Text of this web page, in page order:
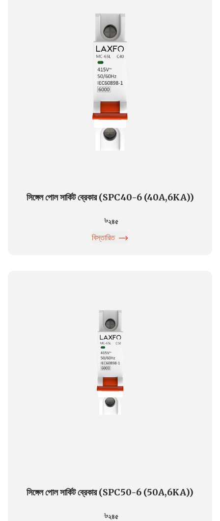
সিঙ্গেল পোল সার্কিট ব্রেকার (SPC40-6 (40A,6KA))
২৪৫
বিস্তারিত
সিঙ্গেল পোল সার্কিট ব্রেকার (SPC50-6 (50A,6KA))
২৪৫